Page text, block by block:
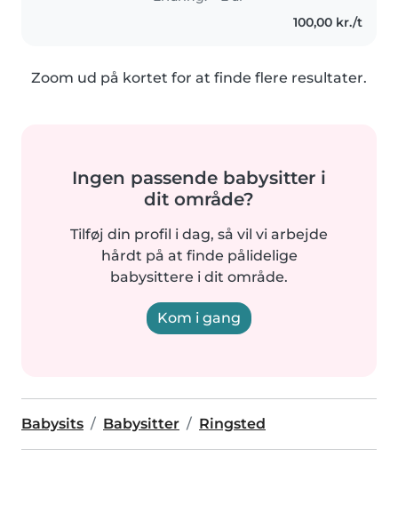
siden de blev født og har elsket
100,00 kr./t
Zoom ud på kortet for at finde flere resultater.
Ingen passende babysitter i
dit område?
Tilføj din profil i dag, så vil vi arbejde
hårdt på at finde pålidelige
babysittere i dit område.
Kom i gang
Babysits Babysitter Ringsted